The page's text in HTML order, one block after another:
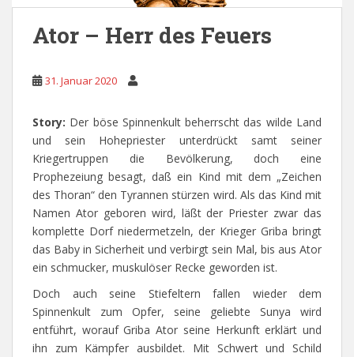
Ator – Herr des Feuers
31. Januar 2020
Story: Der böse Spinnenkult beherrscht das wilde Land
und sein Hohepriester unterdrückt samt seiner
Kriegertruppen die Bevölkerung, doch eine
Prophezeiung besagt, daß ein Kind mit dem „Zeichen
des Thoran“ den Tyrannen stürzen wird. Als das Kind mit
Namen Ator geboren wird, läßt der Priester zwar das
komplette Dorf niedermetzeln, der Krieger Griba bringt
das Baby in Sicherheit und verbirgt sein Mal, bis aus Ator
ein schmucker, muskulöser Recke geworden ist.
Doch auch seine Stiefeltern fallen wieder dem
Spinnenkult zum Opfer, seine geliebte Sunya wird
entführt, worauf Griba Ator seine Herkunft erklärt und
ihn zum Kämpfer ausbildet. Mit Schwert und Schild